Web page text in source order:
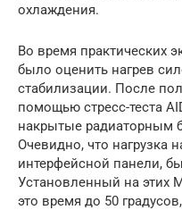
охлаждения.
Во время практических
было оценить нагрев
стабилизации. После
помощью стресс-теста
накрытые радиаторным
Очевидно, что нагрузка
интерфейсной панели,
Установленный на этих
это время до 50